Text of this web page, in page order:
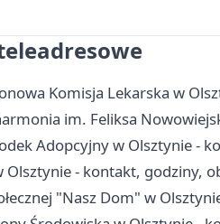
Komisja Lekarska w
im. Feliksa
Adopcyjny w Olsztynie -
- kontakt, godziny,
"Nasz Dom" w